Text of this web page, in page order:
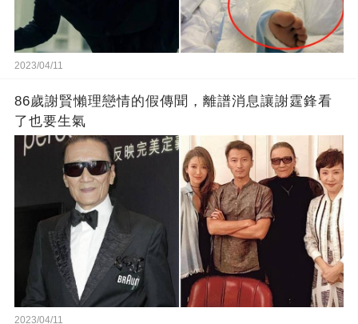
2023/04/11
86歲謝賢懶理戀情的假傳聞，離譜消息讓謝霆鋒看
了也要生氣
2023/04/11